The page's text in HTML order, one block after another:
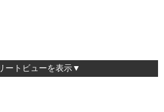
ートビューを表示▼